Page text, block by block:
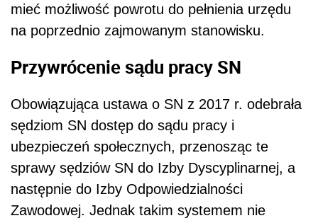
mieć możliwość powrotu do pełnienia urzędu
na poprzednio zajmowanym stanowisku.
Przywrócenie sądu pracy SN
Obowiązująca ustawa o SN z 2017 r. odebrała
sędziom SN dostęp do sądu pracy i
ubezpieczeń społecznych, przenosząc te
sprawy sędziów SN do Izby Dyscyplinarnej, a
następnie do Izby Odpowiedzialności
Zawodowej. Jednak takim systemem nie